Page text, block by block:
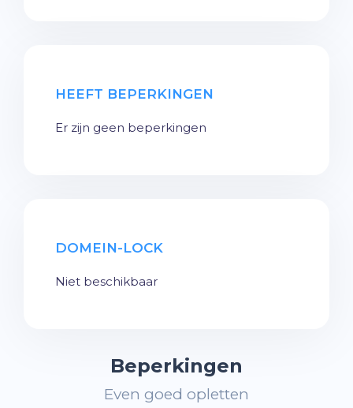
HEEFT BEPERKINGEN
Er zijn geen beperkingen
DOMEIN-LOCK
Niet beschikbaar
Beperkingen
Even goed opletten